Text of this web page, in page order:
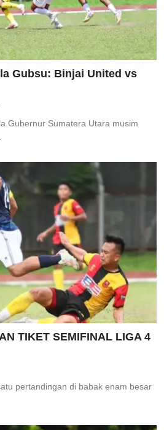
Gubsu: Binjai United vs
Gubernur Sumatera Utara musim
TIKET SEMIFINAL LIGA 4
pertandingan di babak enam besar